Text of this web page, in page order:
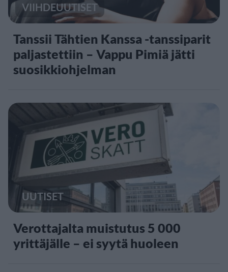
VIIHDEUUTISET
Tanssii Tähtien Kanssa -tanssiparit
paljastettiin – Vappu Pimiä jätti
suosikkiohjelman
UUTISET
Verottajalta muistutus 5 000
yrittäjälle – ei syytä huoleen